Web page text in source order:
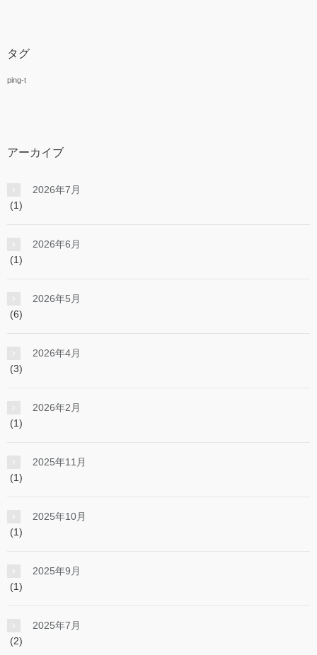
タグ
ping-t
アーカイブ
2026年7月
(1)
2026年6月
(1)
2026年5月
(6)
2026年4月
(3)
2026年2月
(1)
2025年11月
(1)
2025年10月
(1)
2025年9月
(1)
2025年7月
(2)